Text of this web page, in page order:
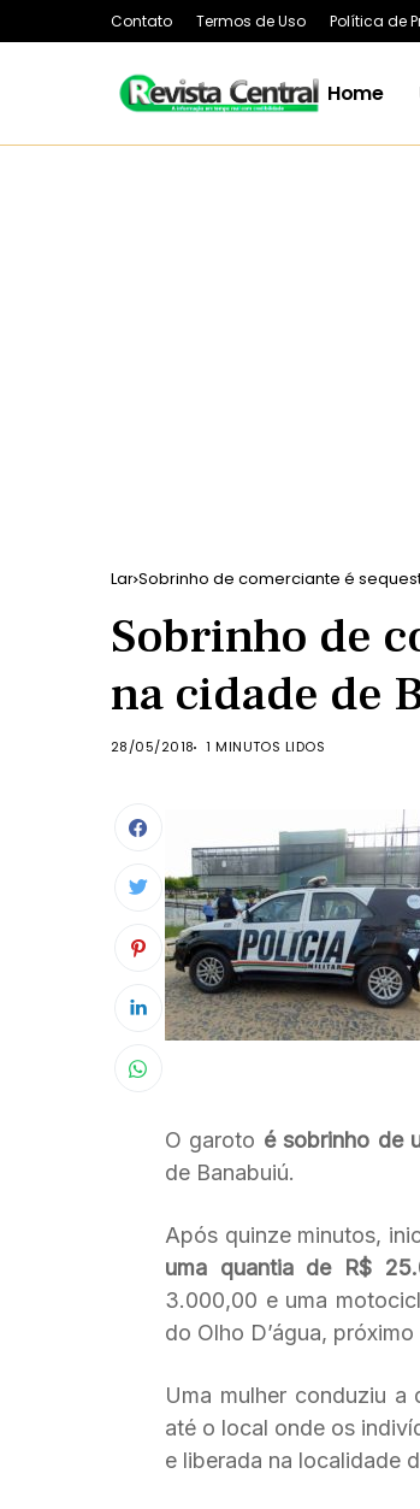
Contato Termos de Uso Política de
Home
Lar Sobrinho de comerciante é
Sobrinho de
na cidade de
28/05/2018 1 MINUTOS LIDOS
O garoto é sobrinho de
de Banabuiú.
Após quinze minutos,
uma quantia de R$
3.000,00 e uma
do Olho D’água,
Uma mulher conduziu
até o local onde os
e liberada na localidade